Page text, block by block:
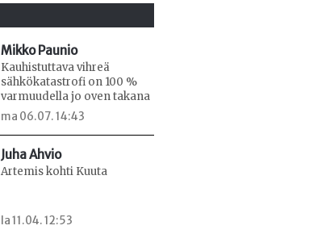
Mikko Paunio
Kauhistuttava vihreä
sähkökatastrofi on 100 %
varmuudella jo oven takana
ma 06.07. 14:43
Juha Ahvio
Artemis kohti Kuuta
la 11.04. 12:53